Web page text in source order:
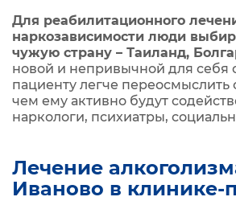
Для реабилитационного
наркозависимости люди
чужую страну – Таиланд,
новой и непривычной для себя
пациенту легче переосмыслить
чем ему активно будут
наркологи, психиатры,
Лечение
Иваново в